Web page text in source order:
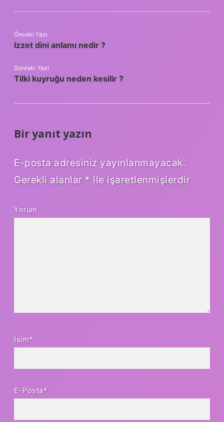
Önceki Yazı
Izzet dini anlamı nedir ?
Sonraki Yazı
Tilki kuyruğu neden kesilir ?
Bir yanıt yazın
E-posta adresiniz yayınlanmayacak.
Gerekli alanlar * ile işaretlenmişlerdir
Yorum
İsim*
E-Posta*